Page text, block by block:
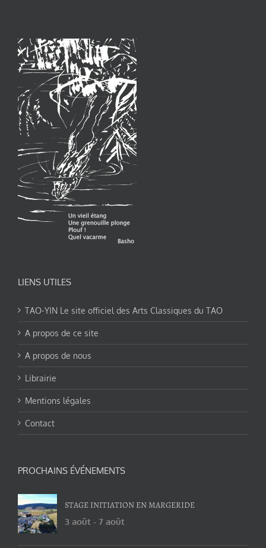
LIENS UTILES
TAO-YIN Le site officiel des Arts Classiques du TAO
A propos de ce site
A propos de nous
Librairie
Mentions légales
Contact
PROCHAINS ÉVÉNEMENTS
STAGE INITIATION EN MARGERIDE
3 août - 7 août